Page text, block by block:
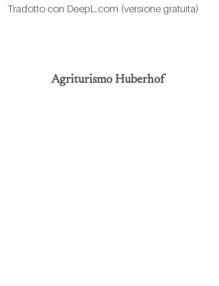
Tradotto con DeepL.com (versione gratuita)
Agriturismo Huberhof